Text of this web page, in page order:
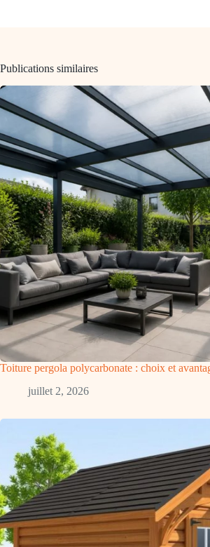
Publications similaires
Toiture pergola polycarbonate : choix et
juillet 2, 2026